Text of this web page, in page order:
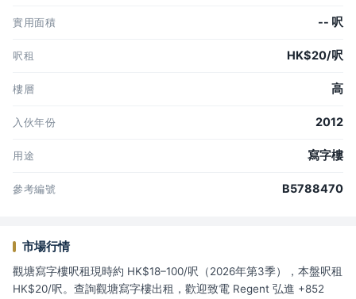
實用面積 -- 呎
呎租 HK$20/呎
樓層 高
入伙年份 2012
用途 寫字樓
參考編號 B5788470
市場行情
觀塘寫字樓呎租現時約 HK$18–100/呎（2026年第3季），本盤呎租
HK$20/呎。查詢觀塘寫字樓出租，歡迎致電 Regent 弘進 +852